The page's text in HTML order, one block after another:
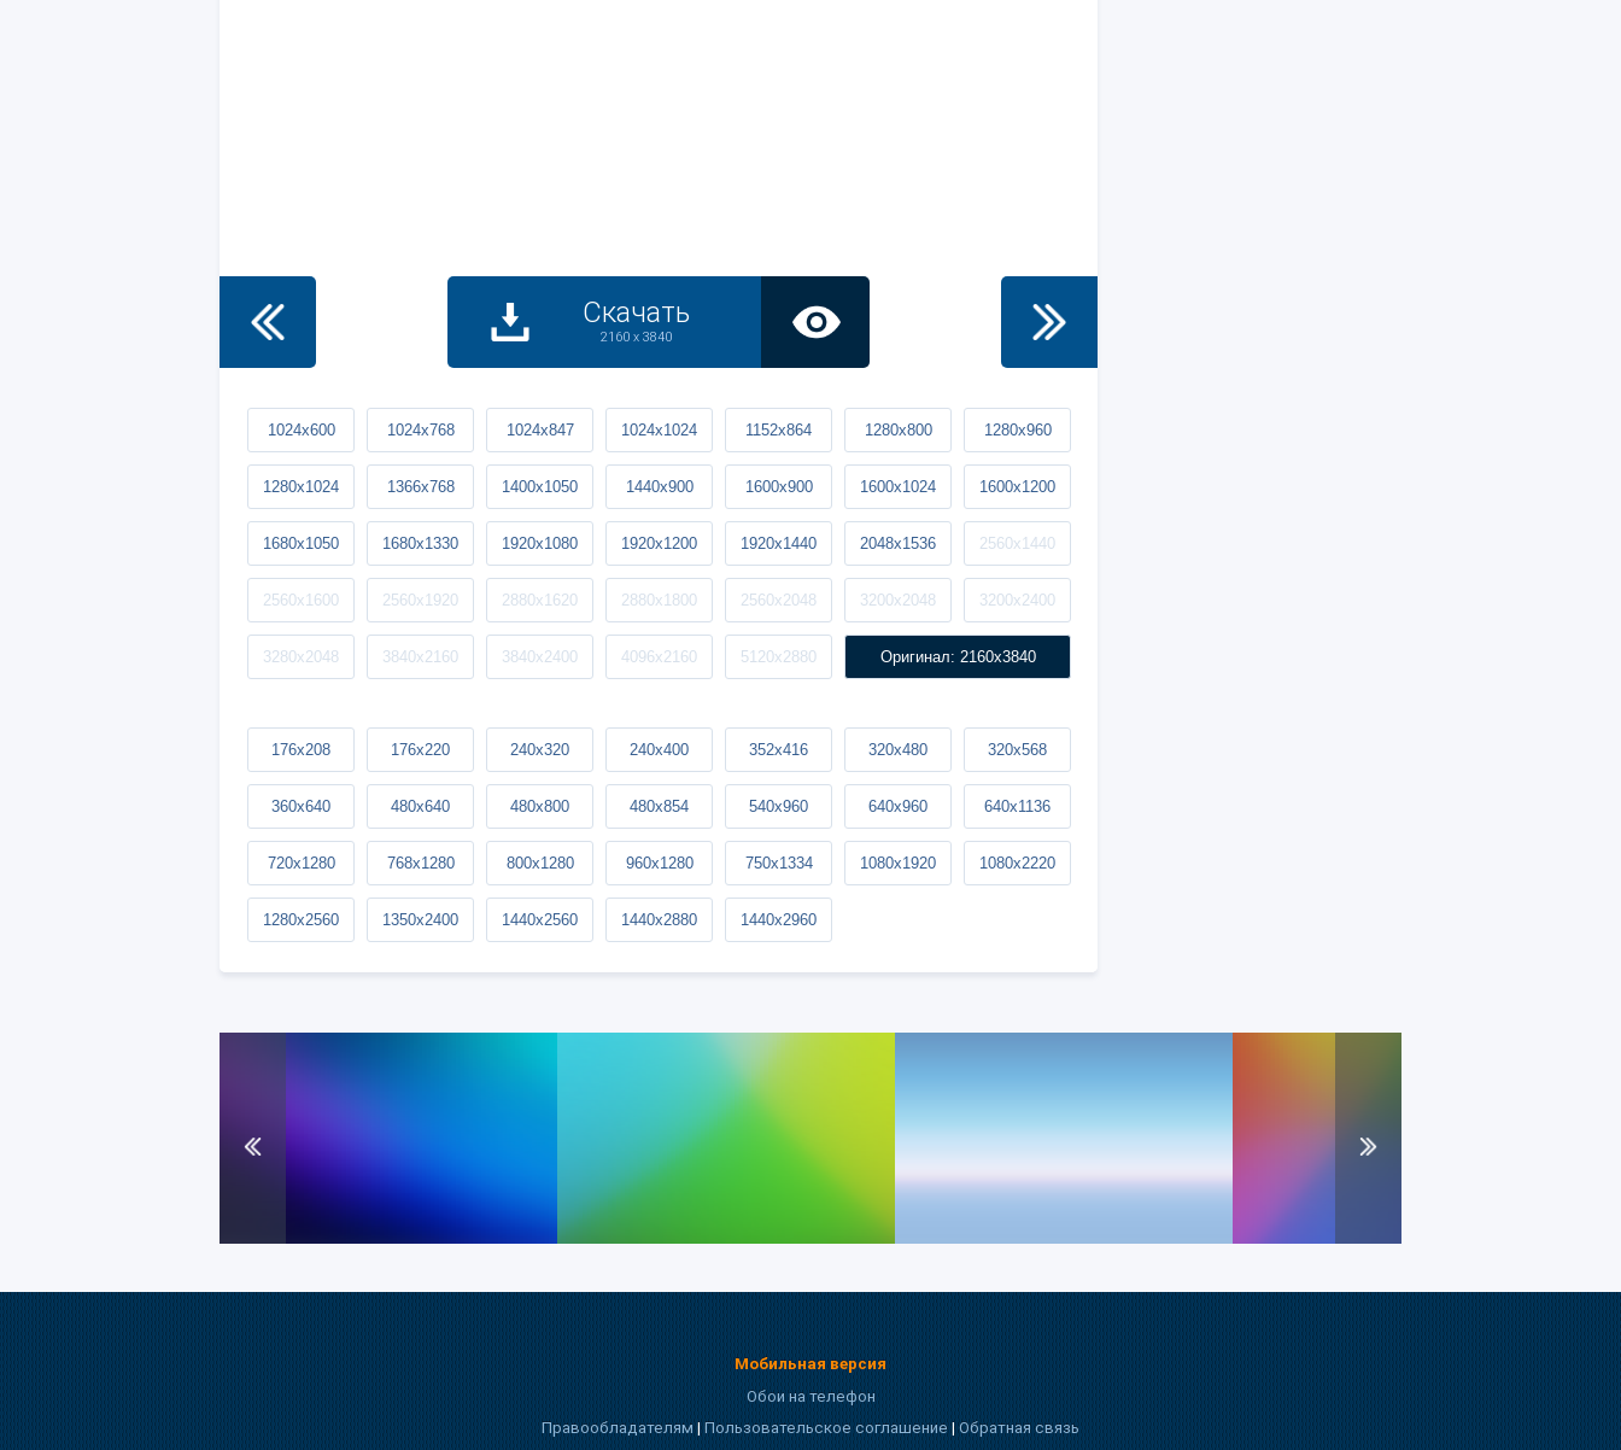
Скачать
2160 x 3840
1024x600 1024x768 1024x847 1024x1024 1152x864 1280x800 1280x960
1280x1024 1366x768 1400x1050 1440x900 1600x900 1600x1024 1600x1200
1680x1050 1680x1330 1920x1080 1920x1200 1920x1440 2048x1536 2560x1440
2560x1600 2560x1920 2880x1620 2880x1800 2560x2048 3200x2048 3200x2400
3280x2048 3840x2160 3840x2400 4096x2160 5120x2880 Оригинал: 2160x3840
176x208 176x220 240x320 240x400 352x416 320x480 320x568
360x640 480x640 480x800 480x854 540x960 640x960 640x1136
720x1280 768x1280 800x1280 960x1280 750x1334 1080x1920 1080x2220
1280x2560 1350x2400 1440x2560 1440x2880 1440x2960
Мобильная версия
Обои на телефон
Правообладателям|Пользовательское соглашение|Обратная связь